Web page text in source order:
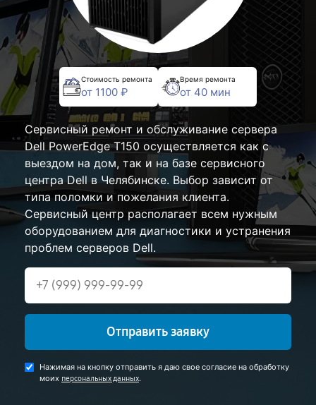
Стоимость ремонта
от 1100 ₽
Время ремонта
от 40 мин
Сервисный ремонт и обслуживание сервера
Dell PowerEdge T150 осуществляется как с
выездом на дом, так и на базе сервисного
центра Dell в Челябинске. Выбор зависит от
типа поломки и пожелания клиента.
Сервисный центр располагает всем нужным
оборудованием для диагностики и устранения
проблем серверов Dell.
Отправить заявку
Нажимая на кнопку отправить я даю свое согласие на обработку
моих персональных данных.